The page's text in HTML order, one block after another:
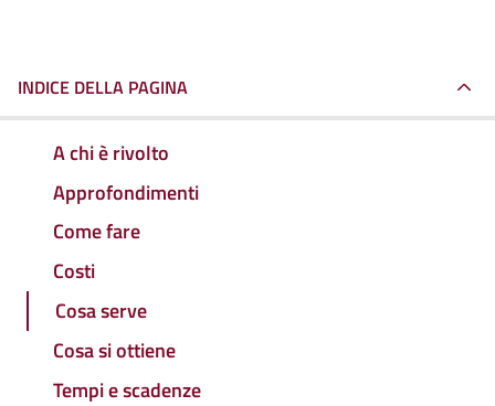
INDICE DELLA PAGINA
A chi è rivolto
Approfondimenti
Come fare
Costi
Cosa serve
Cosa si ottiene
Tempi e scadenze